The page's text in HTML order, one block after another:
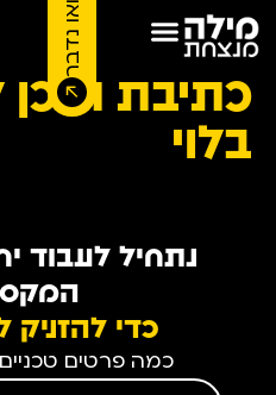
בואו נדבר
כתיבת
בלוי
נתחיל לעבוד
כדי להזניק
כמה פרטים